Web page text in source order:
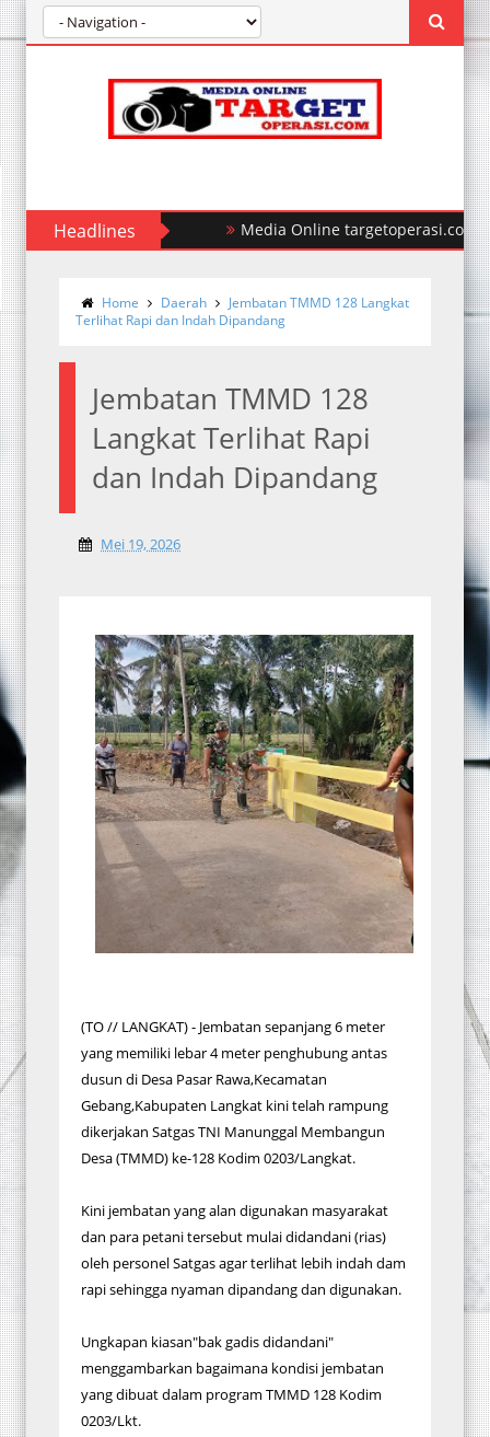
Headlines Polda Sumut Ungkap Kasus
Home Daerah
Jembatan TMMD 128 Langkat
Terlihat Rapi dan Indah Dipandang
Jembatan TMMD 128
Langkat Terlihat Rapi
dan Indah Dipandang
Mei 19, 2026
(TO // LANGKAT) - Jembatan sepanjang 6 meter
yang memiliki lebar 4 meter penghubung antas
dusun di Desa Pasar Rawa,Kecamatan
Gebang,Kabupaten Langkat kini telah rampung
dikerjakan Satgas TNI Manunggal Membangun
Desa (TMMD) ke-128 Kodim 0203/Langkat.
Kini jembatan yang alan digunakan masyarakat
dan para petani tersebut mulai didandani (rias)
oleh personel Satgas agar terlihat lebih indah dam
rapi sehingga nyaman dipandang dan digunakan.
Ungkapan kiasan"bak gadis didandani"
menggambarkan bagaimana kondisi jembatan
yang dibuat dalam program TMMD 128 Kodim
0203/Lkt.